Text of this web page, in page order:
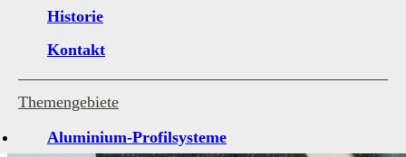
Historie
Kontakt
Themengebiete
Aluminium-Profilsysteme